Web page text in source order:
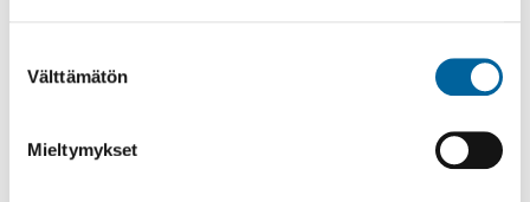
valinta
Välttämätön
Mieltymykset